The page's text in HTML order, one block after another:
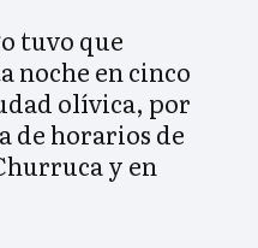
tuvo que
noche en cinco
olívica, por
de horarios de
y en